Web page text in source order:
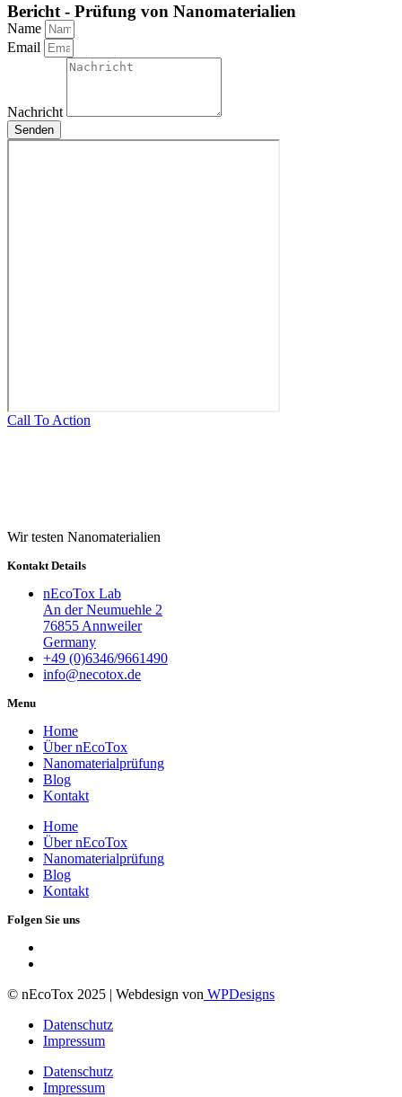
Bericht - Prüfung von Nanomaterialien
Name
Email
Nachricht
Senden
Call To Action
Wir testen Nanomaterialien
Kontakt Details
nEcoTox Lab
An der Neumuehle 2
76855 Annweiler
Germany
+49 (0)6346/9661490
info@necotox.de
Menu
Home
Über nEcoTox
Nanomaterialprüfung
Blog
Kontakt
Home
Über nEcoTox
Nanomaterialprüfung
Blog
Kontakt
Folgen Sie uns
© nEcoTox 2025 | Webdesign von WPDesigns
Datenschutz
Impressum
Datenschutz
Impressum